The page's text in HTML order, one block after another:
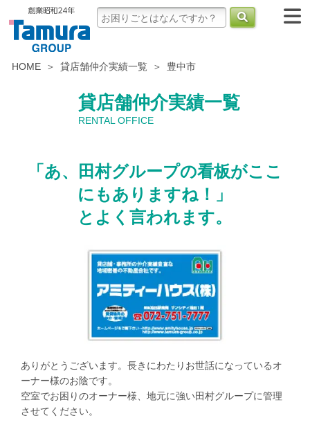
HOME 貸店舗仲介実績一覧 豊中市
貸店舗仲介実績一覧
RENTAL OFFICE
「あ、田村グループの看板がここ
にもありますね！」
とよく言われます。
ありがとうございます。長きにわたりお世話になっているオ
ーナー様のお陰です。
空室でお困りのオーナー様、地元に強い田村グループに管理
させてください。